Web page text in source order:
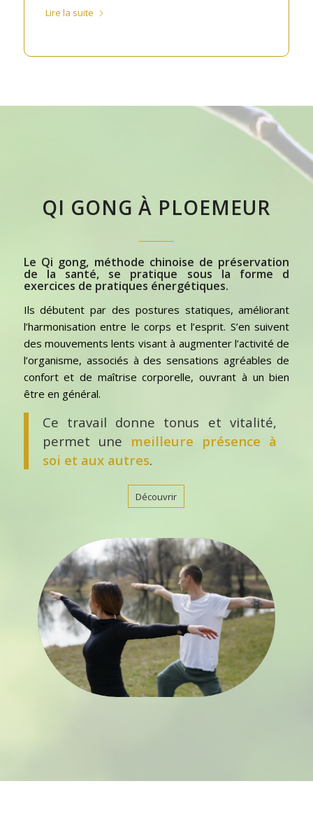
Lire la suite
QI GONG À PLOEMEUR
Le Qi gong, méthode chinoise de préservation
de la santé, se pratique sous la forme d
exercices de pratiques énergétiques.
Ils débutent par des postures statiques, améliorant
l’harmonisation entre le corps et l’esprit. S’en suivent
des mouvements lents visant à augmenter l’activité de
l’organisme, associés à des sensations agréables de
confort et de maîtrise corporelle, ouvrant à un bien
être en général.
Ce travail donne tonus et vitalité,
permet une meilleure présence à
soi et aux autres.
Découvrir